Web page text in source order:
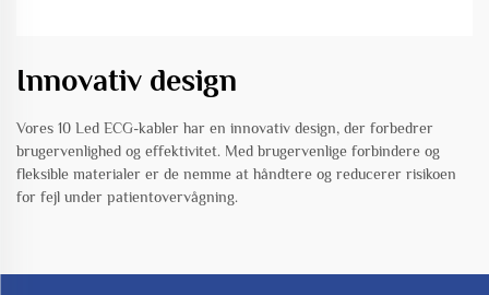
Innovativ design
Vores 10 Led ECG-kabler har en innovativ design, der forbedrer
brugervenlighed og effektivitet. Med brugervenlige forbindere og
fleksible materialer er de nemme at håndtere og reducerer risikoen
for fejl under patientovervågning.